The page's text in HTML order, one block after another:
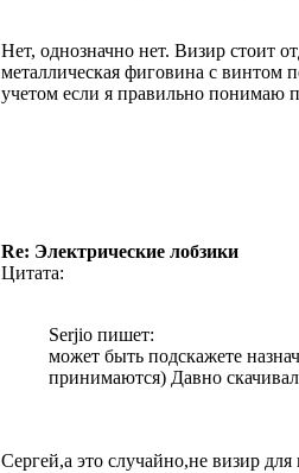
Нет, однозначно нет. Визир стоит
металлическая фиговина с винтом
учетом если я правильно понимаю
Re: Электрические лобзики
Цитата:
Serjio пишет:
может быть подскажете
принимаются) Давно
Сергей,а это случайно,не визир